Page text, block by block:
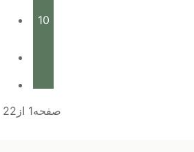
10
صفحه1 از22